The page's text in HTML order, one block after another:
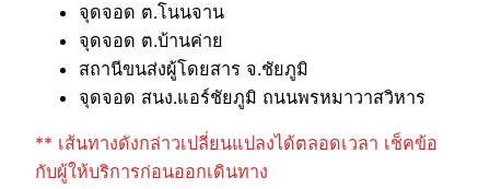
จุดจอด ต.โนนจาน
จุดจอด ต.บ้านค่าย
สถานีขนส่งผู้โดยสาร จ.ชัยภูมิ
จุดจอด สนง.แอร์ชัยภูมิ ถนนพรหมาวาสวิหาร
** เส้นทางดังกล่าวเปลี่ยนแปลงได้ตลอดเวลา เช็คข้อ
กับผู้ให้บริการก่อนออกเดินทาง